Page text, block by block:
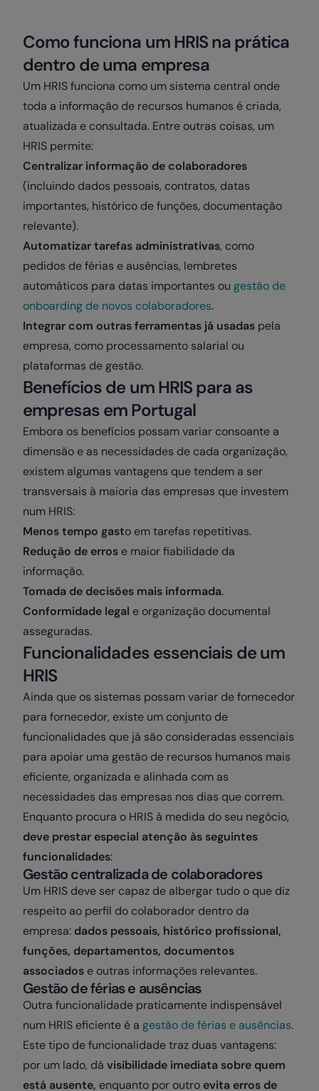
Como funciona um HRIS na prática
dentro de uma empresa
Um HRIS funciona como um sistema central onde
toda a informação de recursos humanos é criada,
atualizada e consultada. Entre outras coisas, um
HRIS permite:
Centralizar informação de colaboradores
(incluindo dados pessoais, contratos, datas
importantes, histórico de funções, documentação
relevante).
Automatizar tarefas administrativas, como
pedidos de férias e ausências, lembretes
automáticos para datas importantes ou gestão de
onboarding de novos colaboradores.
Integrar com outras ferramentas já usadas pela
empresa, como processamento salarial ou
plataformas de gestão.
Benefícios de um HRIS para as
empresas em Portugal
Embora os benefícios possam variar consoante a
dimensão e as necessidades de cada organização,
existem algumas vantagens que tendem a ser
transversais à maioria das empresas que investem
num HRIS:
Menos tempo gasto em tarefas repetitivas.
Redução de erros e maior fiabilidade da
informação.
Tomada de decisões mais informada.
Conformidade legal e organização documental
asseguradas.
Funcionalidades essenciais de um
HRIS
Ainda que os sistemas possam variar de fornecedor
para fornecedor, existe um conjunto de
funcionalidades que já são consideradas essenciais
para apoiar uma gestão de recursos humanos mais
eficiente, organizada e alinhada com as
necessidades das empresas nos dias que correm.
Enquanto procura o HRIS à medida do seu negócio,
deve prestar especial atenção às seguintes
funcionalidades:
Gestão centralizada de colaboradores
Um HRIS deve ser capaz de albergar tudo o que diz
respeito ao perfil do colaborador dentro da
empresa: dados pessoais, histórico profissional,
funções, departamentos, documentos
associados e outras informações relevantes.
Gestão de férias e ausências
Outra funcionalidade praticamente indispensável
num HRIS eficiente é a gestão de férias e ausências.
Este tipo de funcionalidade traz duas vantagens:
por um lado, dá visibilidade imediata sobre quem
está ausente, enquanto por outro evita erros de